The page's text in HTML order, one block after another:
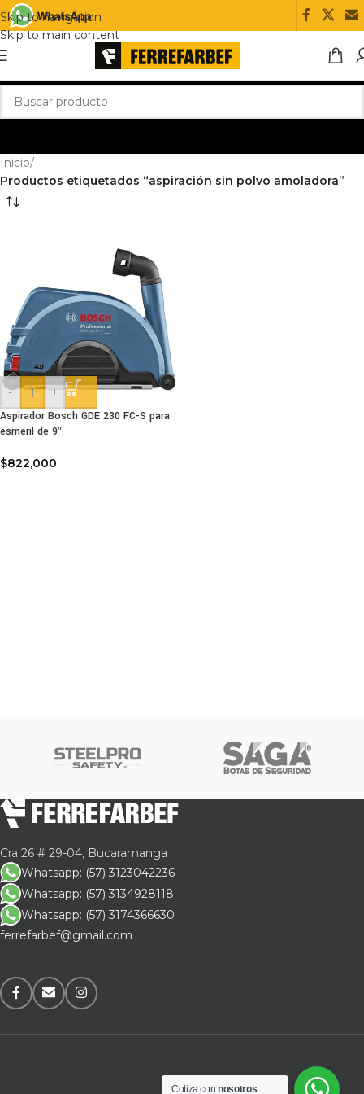
Skip to navigation
Skip to main content
Inicio/
Productos etiquetados “aspiración sin polvo amoladora”
-
+
Aspirador Bosch GDE 230 FC-S para
esmeril de 9″
$822,000
Cra 26 # 29-04, Bucaramanga
Whatsapp: (57) 3123042236
Whatsapp: (57) 3134928118
Whatsapp: (57) 3174366630
ferrefarbef@gmail.com
Cotiza connosotros